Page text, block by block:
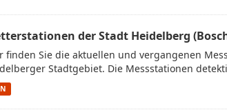
der Stadt Heidelberg
finden Sie die aktuellen und vergangenen
Stadtgebiet. Die Messstationen